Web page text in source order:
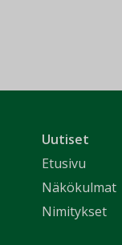
Uutiset
Etusivu
Näkökulmat
Nimitykset